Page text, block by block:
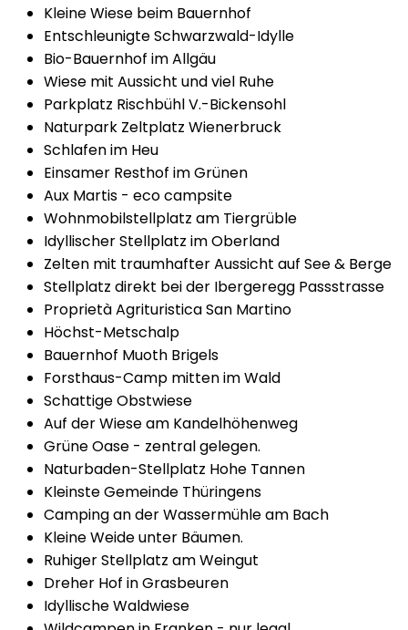
Kleine Wiese beim Bauernhof
Entschleunigte Schwarzwald-Idylle
Bio-Bauernhof im Allgäu
Wiese mit Aussicht und viel Ruhe
Parkplatz Rischbühl V.-Bickensohl
Naturpark Zeltplatz Wienerbruck
Schlafen im Heu
Einsamer Resthof im Grünen
Aux Martis - eco campsite
Wohnmobilstellplatz am Tiergrüble
Idyllischer Stellplatz im Oberland
Zelten mit traumhafter Aussicht auf See & Berge
Stellplatz direkt bei der Ibergeregg Passstrasse
Proprietà Agrituristica San Martino
Höchst-Metschalp
Bauernhof Muoth Brigels
Forsthaus-Camp mitten im Wald
Schattige Obstwiese
Auf der Wiese am Kandelhöhenweg
Grüne Oase - zentral gelegen.
Naturbaden-Stellplatz Hohe Tannen
Kleinste Gemeinde Thüringens
Camping an der Wassermühle am Bach
Kleine Weide unter Bäumen.
Ruhiger Stellplatz am Weingut
Dreher Hof in Grasbeuren
Idyllische Waldwiese